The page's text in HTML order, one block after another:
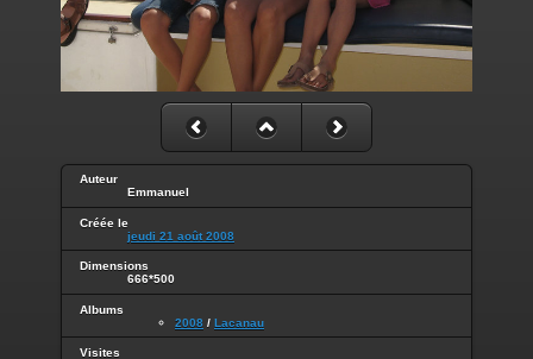
Auteur
Emmanuel
Créée le
jeudi 21 août 2008
Dimensions
666*500
Albums
2008 / Lacanau
Visites